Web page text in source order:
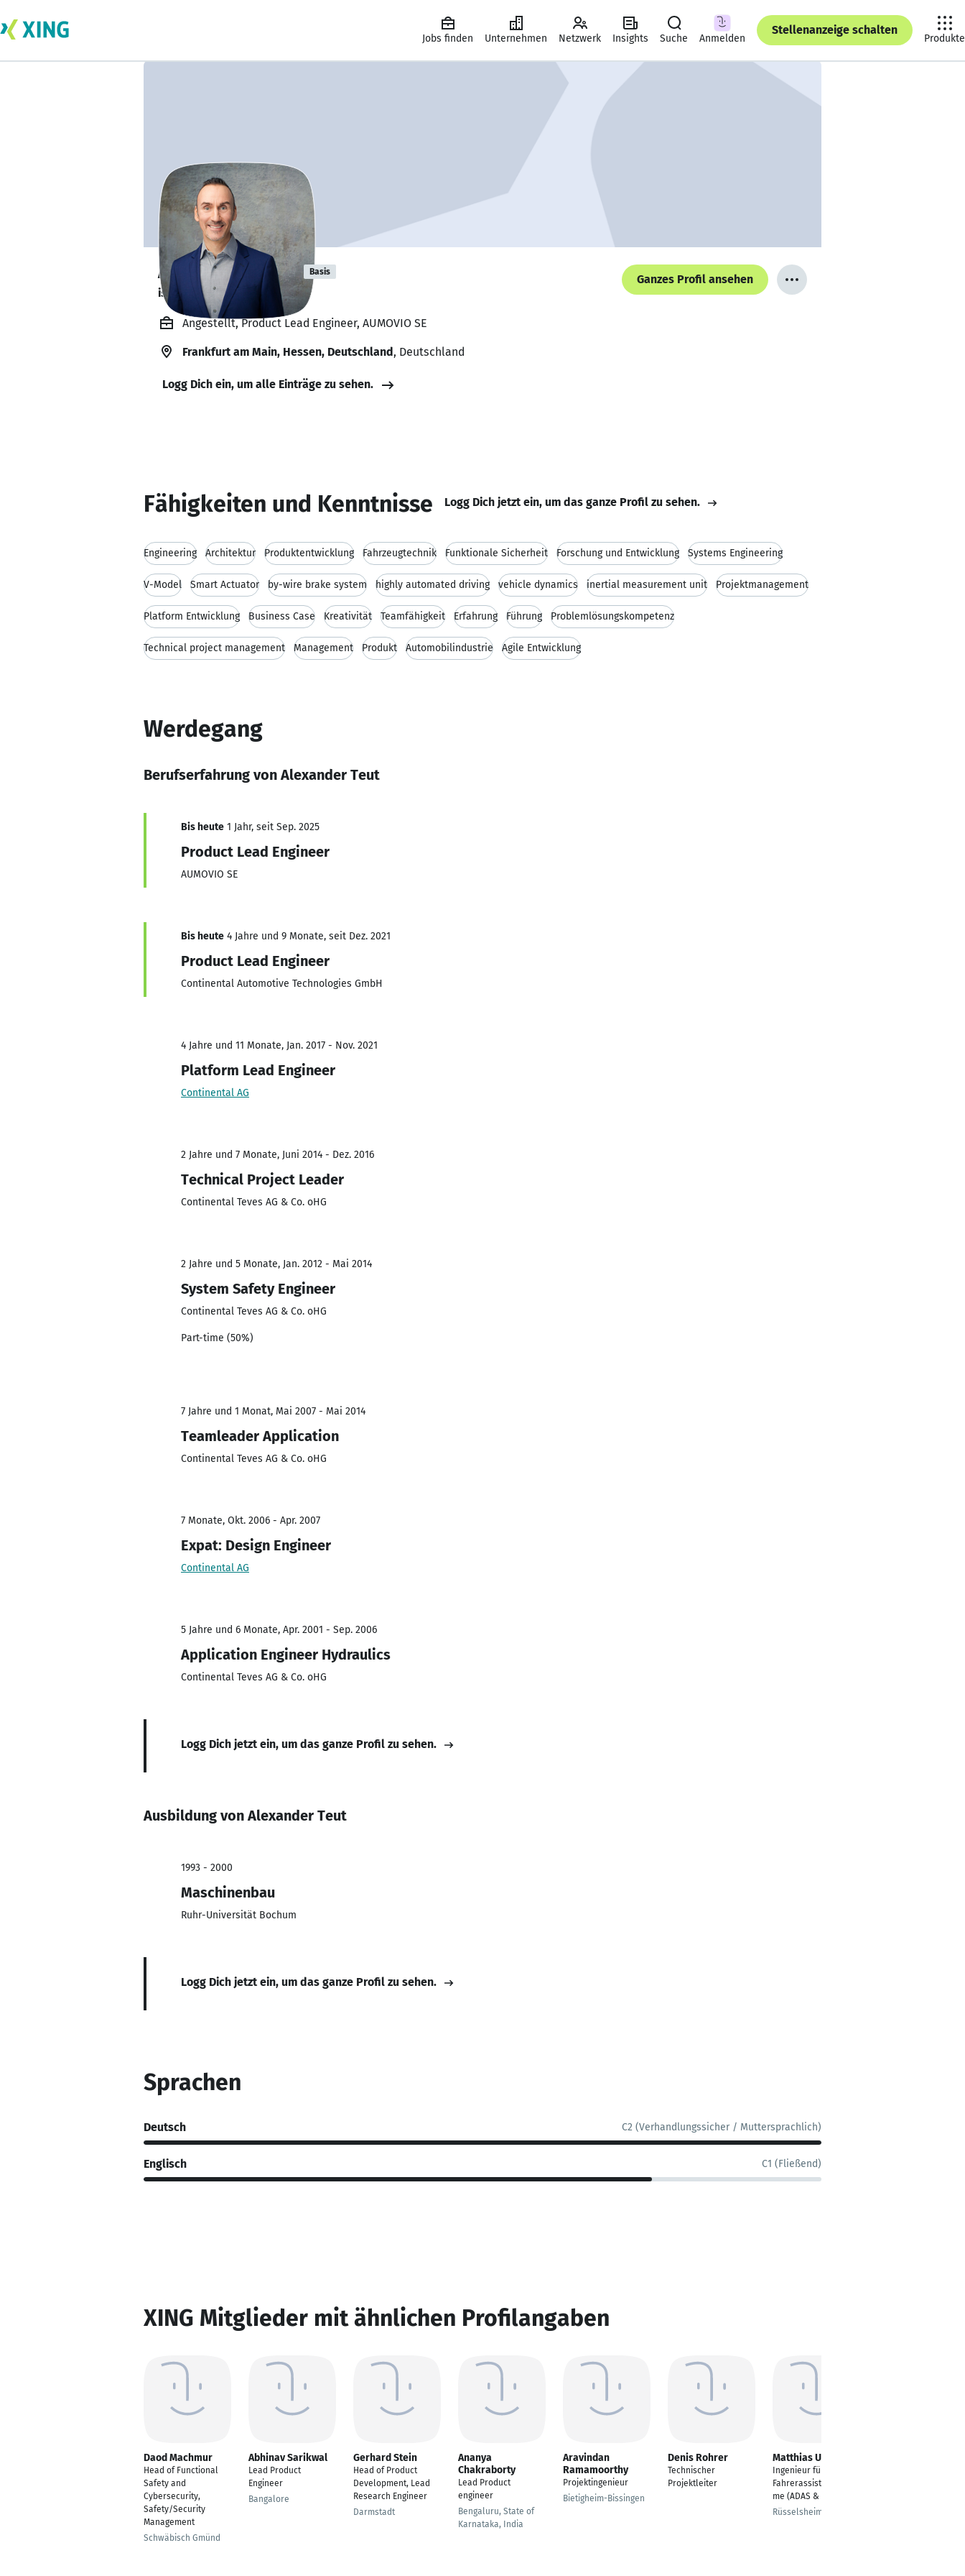
Jobs finden Unternehmen Netzwerk Insights Suche Anmelden
Stellenanzeige schalten
Produkte
Alexander Teut Basis
ist gesund und munter. 🥦
Ganzes Profil ansehen
Angestellt, Product Lead Engineer, AUMOVIO SE
Frankfurt am Main, Hessen, Deutschland, Deutschland
Logg Dich ein, um alle Einträge zu sehen.
Fähigkeiten und Kenntnisse Logg Dich jetzt ein, um das ganze Profil zu sehen.
Engineering Architektur Produktentwicklung Fahrzeugtechnik Funktionale Sicherheit Forschung und Entwicklung Systems Engineering
V-Model Smart Actuator by-wire brake system highly automated driving vehicle dynamics inertial measurement unit Projektmanagement
Platform Entwicklung Business Case Kreativität Teamfähigkeit Erfahrung Führung Problemlösungskompetenz
Technical project management Management Produkt Automobilindustrie Agile Entwicklung
Werdegang
Berufserfahrung von Alexander Teut
Bis heute 1 Jahr, seit Sep. 2025
Product Lead Engineer
AUMOVIO SE
Bis heute 4 Jahre und 9 Monate, seit Dez. 2021
Product Lead Engineer
Continental Automotive Technologies GmbH
4 Jahre und 11 Monate, Jan. 2017 - Nov. 2021
Platform Lead Engineer
Continental AG
2 Jahre und 7 Monate, Juni 2014 - Dez. 2016
Technical Project Leader
Continental Teves AG & Co. oHG
2 Jahre und 5 Monate, Jan. 2012 - Mai 2014
System Safety Engineer
Continental Teves AG & Co. oHG
Part-time (50%)
7 Jahre und 1 Monat, Mai 2007 - Mai 2014
Teamleader Application
Continental Teves AG & Co. oHG
7 Monate, Okt. 2006 - Apr. 2007
Expat: Design Engineer
Continental AG
5 Jahre und 6 Monate, Apr. 2001 - Sep. 2006
Application Engineer Hydraulics
Continental Teves AG & Co. oHG
Logg Dich jetzt ein, um das ganze Profil zu sehen.
Ausbildung von Alexander Teut
1993 - 2000
Maschinenbau
Ruhr-Universität Bochum
Logg Dich jetzt ein, um das ganze Profil zu sehen.
Sprachen
Deutsch C2 (Verhandlungssicher / Muttersprachlich)
Englisch C1 (Fließend)
XING Mitglieder mit ähnlichen Profilangaben
Daod Machmur
Head of Functional
Safety and
Cybersecurity,
Safety/Security
Management
Schwäbisch Gmünd
Abhinav Sarikwal
Lead Product
Engineer
Bangalore
Gerhard Stein
Head of Product
Development, Lead
Research Engineer
Darmstadt
Ananya
Chakraborty
Lead Product
engineer
Bengaluru, State of
Karnataka, India
Aravindan
Ramamoorthy
Projektingenieur
Bietigheim-Bissingen
Denis Rohrer
Technischer
Projektleiter
Matthias Urban
Ingenieur für
Fahrerassistenzsyste
me (ADAS & AD)
Rüsselsheim